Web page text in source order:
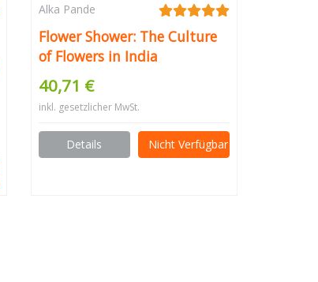
Alka Pande
Flower Shower: The Culture
of Flowers in India
40,71 €
inkl. gesetzlicher MwSt.
Details Nicht Verfügbar